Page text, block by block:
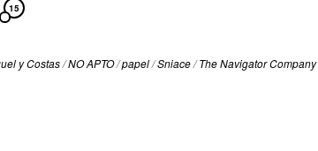
15
y Costas/NO APTO/papel/Sniace/The Navigator Company